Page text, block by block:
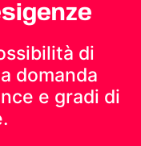
di
domanda
e gradi di